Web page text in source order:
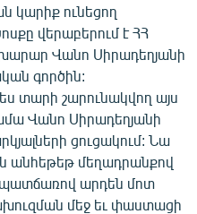
կարիք ունեցող
վերաբերում է ՀՀ
Վանո Սիրադեղյանի
գործին:
տարի շարունակվող այս
Վանո Սիրադեղյանի
ցուցակում: Նա
անհեթեթ մեղադրանքով
արդեն մոտ
մեջ եւ փաստացի